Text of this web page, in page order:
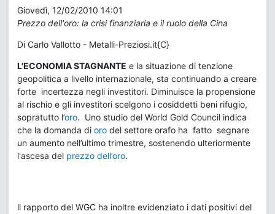
Giovedì, 12/02/2010 14:01
Prezzo dell'oro: la crisi finanziaria e il ruolo della Cina
Di Carlo Vallotto - Metalli-Preziosi.it{C}
L'ECONOMIA STAGNANTE e la situazione di tenzione
geopolitica a livello internazionale, sta continuando a creare
forte incertezza negli investitori. Diminuisce la propensione
al rischio e gli investitori scelgono i cosiddetti beni rifugio,
sopratutto l’oro. Uno studio del World Gold Council indica
che la domanda di oro del settore orafo ha fatto segnare
un aumento nell’ultimo trimestre, sostenendo ulteriormente
l'ascesa del prezzo dell’oro.
ll rapporto del WGC ha inoltre evidenziato i dati positivi del